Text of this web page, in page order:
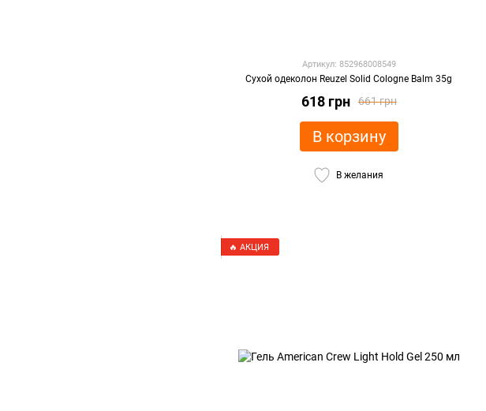
Артикул: 852968008549
Сухой одеколон Reuzel Solid Cologne Balm 35g
661 грн
618 грн
В корзину
В желания
🔥 АКЦИЯ